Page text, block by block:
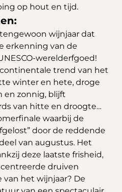
op hout en tijd.
wijnjaar dat
erkenning van de
werelderfgoed!
trend van het
winter en hete, droge
en zonnig, blijft
van hitte en droogte…
waarbij de
door de reddende
van augustus. Het
deze laatste frisheid,
druiven
het wijnjaar? De